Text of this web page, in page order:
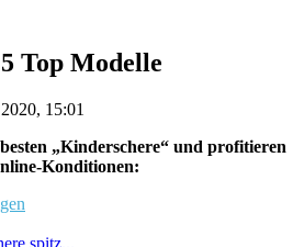
Top Modelle
15:01
„Kinderschere“ und profitieren
Konditionen: